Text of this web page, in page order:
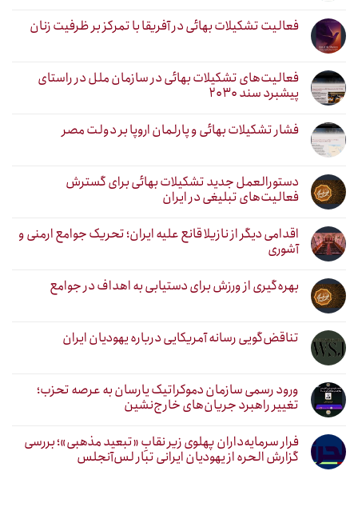
فعالیت تشکیلات بهائی در آفریقا با تمرکز بر ظرفیت زنان
فعالیت‌های تشکیلات بهائی در سازمان ملل در راستای
پیشبرد سند ۲۰۳۰
فشار تشکیلات بهائی و پارلمان اروپا بر دولت مصر
دستورالعمل جدید تشکیلات بهائی برای گسترش
فعالیت‌های تبلیغی در ایران
اقدامی دیگر از نازیلا قانع علیه ایران؛ تحریک جوامع ارمنی و
آشوری
بهره‌گیری از ورزش برای دستیابی به اهداف در جوامع
تناقض‌گویی رسانه آمریکایی درباره یهودیان ایران
ورود رسمی سازمان دموکراتیک یارسان به عرصه تحزب؛
تغییر راهبرد جریان‌های خارج‌نشین
فرار سرمایه‌داران پهلوی زیر نقابِ «تبعید مذهبی»؛ بررسی
گزارش الحره از یهودیان ایرانی تبار لس‌آنجلس